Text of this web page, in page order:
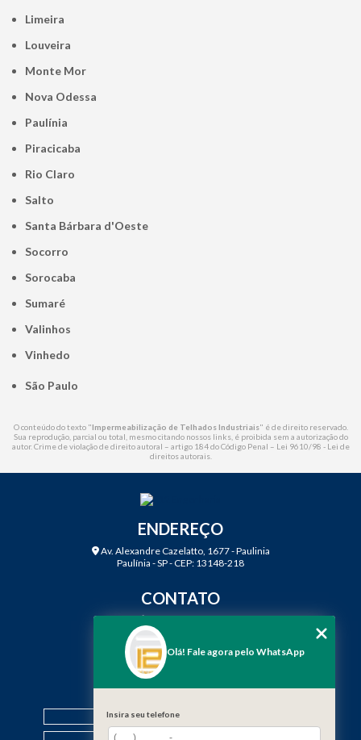
Limeira
Louveira
Monte Mor
Nova Odessa
Paulínia
Piracicaba
Rio Claro
Salto
Santa Bárbara d'Oeste
Socorro
Sorocaba
Sumaré
Valinhos
Vinhedo
São Paulo
O conteúdo do texto "Impermeabilização de Telhados Industriais" é de direito reservado.
Sua reprodução, parcial ou total, mesmo citando nossos links, é proibida sem a autorização do
autor. Crime de violação de direito autoral – artigo 184 do Código Penal – Lei 9610/98 - Lei de
direitos autorais.
ENDEREÇO
Av. Alexandre Cazelatto, 1677 - Paulinia
Paulínia - SP - CEP: 13148-218
CONTATO
(19) 99968-7979
contato@f12engenharia.com.br
MENU
HOME
Olá! Fale agora pelo WhatsApp
Insira seu telefone